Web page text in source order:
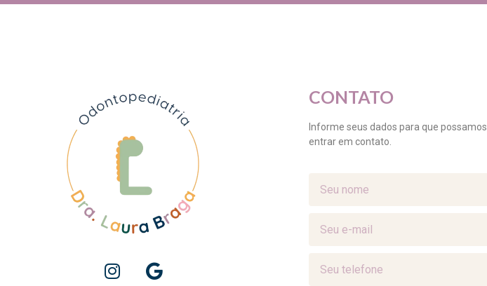
CONTATO
Informe seus dados para que possamos
entrar em contato.